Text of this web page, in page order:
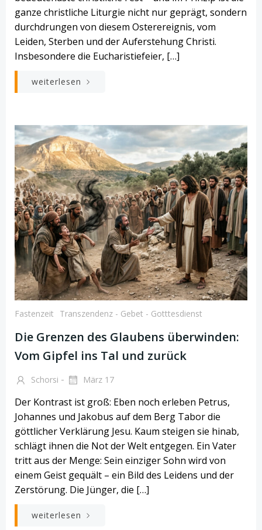
ganze christliche Liturgie nicht nur geprägt, sondern
durchdrungen von diesem Osterereignis, vom
Leiden, Sterben und der Auferstehung Christi.
Insbesondere die Eucharistiefeier, […]
weiterlesen
Fastenzeit Transzendenz - Gebet - Gotttesdienst
Die Grenzen des Glaubens überwinden:
Vom Gipfel ins Tal und zurück
Schorsi - März 17
Der Kontrast ist groß: Eben noch erleben Petrus,
Johannes und Jakobus auf dem Berg Tabor die
göttlicher Verklärung Jesu. Kaum steigen sie hinab,
schlägt ihnen die Not der Welt entgegen. Ein Vater
tritt aus der Menge: Sein einziger Sohn wird von
einem Geist gequält – ein Bild des Leidens und der
Zerstörung. Die Jünger, die […]
weiterlesen